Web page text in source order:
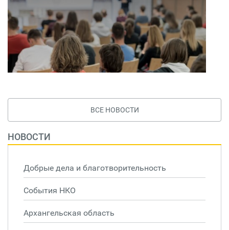
ВСЕ НОВОСТИ
НОВОСТИ
Добрые дела и благотворительность
События НКО
Архангельская область